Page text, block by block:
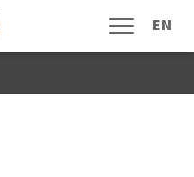
유산연구소 로
메뉴열림 EN